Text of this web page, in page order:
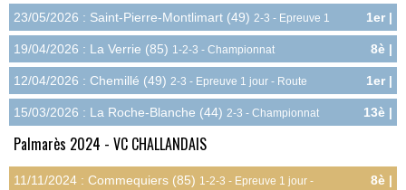
Départemental - Route
18.0pts
23/05/2026 : Saint-Pierre-Montlimart (49) 2-3 - Epreuve 1
jour - Route
1er |
12.0pts
19/04/2026 : La Verrie (85) 1-2-3 - Championnat
Départemental - Route
8è |
9.0pts
12/04/2026 : Chemillé (49) 2-3 - Epreuve 1 jour - Route
1er |
12.0pts
15/03/2026 : La Roche-Blanche (44) 2-3 - Championnat
13è |
2.7pts
Palmarès 2024 - VC CHALLANDAIS
11/11/2024 : Commequiers (85) 1-2-3 - Epreuve 1 jour -
8è |